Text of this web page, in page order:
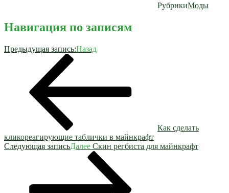
РубрикиМоды
Навигация по записям
Предыдущая запись:Назад
Как сделать
кликореагирующие таблички в майнкрафт
Следующая записьДалее Скин регбиста для майнкрафт